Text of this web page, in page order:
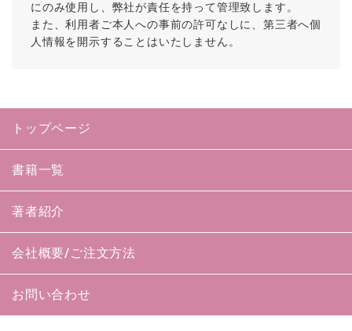
にのみ使用し、弊社が責任を持って管理致します。
また、利用者ご本人への事前の許可なしに、第三者へ個
人情報を開示することはいたしません。
トップページ
書籍一覧
著者紹介
会社概要/ご注文方法
お問い合わせ